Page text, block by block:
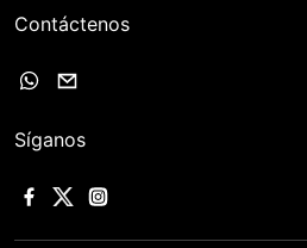
Contáctenos
Síganos